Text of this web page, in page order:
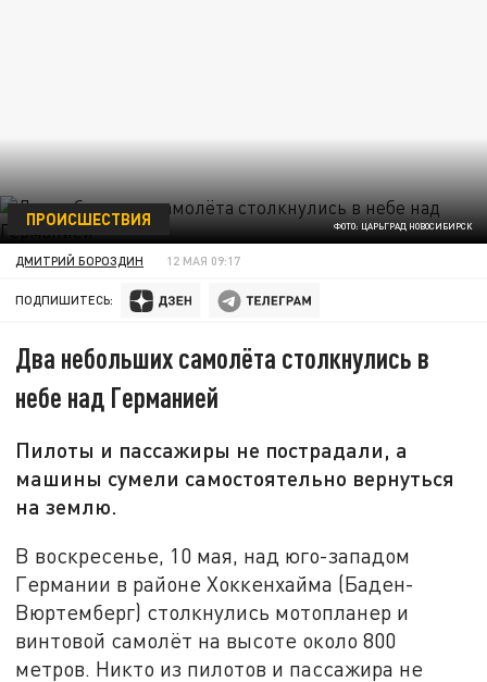
ФОТО: ЦАРЬГРАД НОВОСИБИРСК
ПРОИСШЕСТВИЯ
ДМИТРИЙ БОРОЗДИН 12 МАЯ 09:17
ПОДПИШИТЕСЬ:
Два небольших самолёта столкнулись в
небе над Германией
Пилоты и пассажиры не пострадали, а
машины сумели самостоятельно вернуться
на землю.
В воскресенье, 10 мая, над юго-западом
Германии в районе Хоккенхайма (Баден-
Вюртемберг) столкнулись мотопланер и
винтовой самолёт на высоте около 800
метров. Никто из пилотов и пассажира не